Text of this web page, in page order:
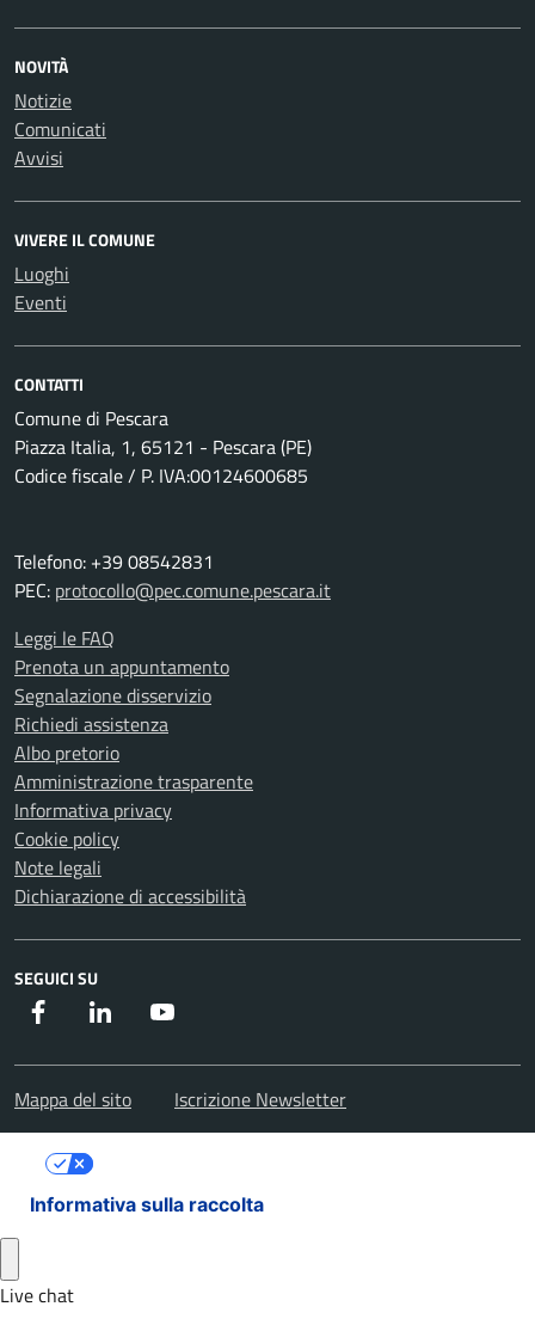
NOVITÀ
Notizie
Comunicati
Avvisi
VIVERE IL COMUNE
Luoghi
Eventi
CONTATTI
Comune di Pescara
Piazza Italia, 1, 65121 - Pescara (PE)
Codice fiscale / P. IVA:00124600685
Telefono: +39 08542831
PEC: protocollo@pec.comune.pescara.it
Leggi le FAQ
Prenota un appuntamento
Segnalazione disservizio
Richiedi assistenza
Albo pretorio
Amministrazione trasparente
Informativa privacy
Cookie policy
Note legali
Dichiarazione di accessibilità
SEGUICI SU
Facebook Instagram
Mappa del sito Iscrizione Newsletter
Informativa sulla raccolta
Le tue preferenze relative alla privacy